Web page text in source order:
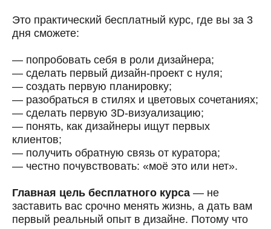
Это практический бесплатный курс, где вы за 3
дня сможете:
— попробовать себя в роли дизайнера;
— сделать первый дизайн-проект с нуля;
— создать первую планировку;
— разобраться в стилях и цветовых сочетаниях;
— сделать первую 3D-визуализацию;
— понять, как дизайнеры ищут первых
клиентов;
— получить обратную связь от куратора;
— честно почувствовать: «моё это или нет».
Главная цель бесплатного курса — не
заставить вас срочно менять жизнь, а дать вам
первый реальный опыт в дизайне. Потому что